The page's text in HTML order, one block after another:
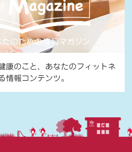
康のこと、あなたのフィットネ
情報コンテンツ。